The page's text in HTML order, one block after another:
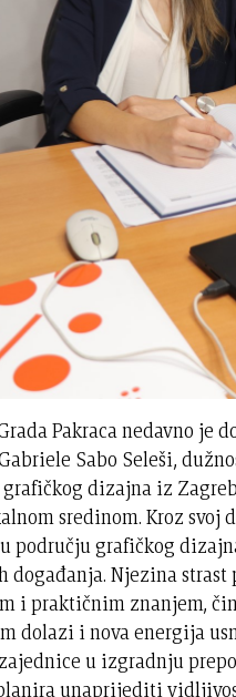
Pakraca nedavno je
Sabo Seleši,
grafičkog dizajna iz
sredinom. Kroz
području grafičkog
Njezina
i praktičnim znanjem,
dolazi i nova energija
u izgradnju
unaprijediti